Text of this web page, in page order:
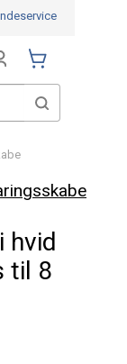
hvid
til 8